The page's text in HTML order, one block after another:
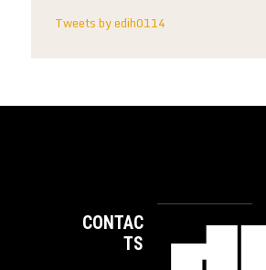
Tweets by edih0114
CONTAC
TS